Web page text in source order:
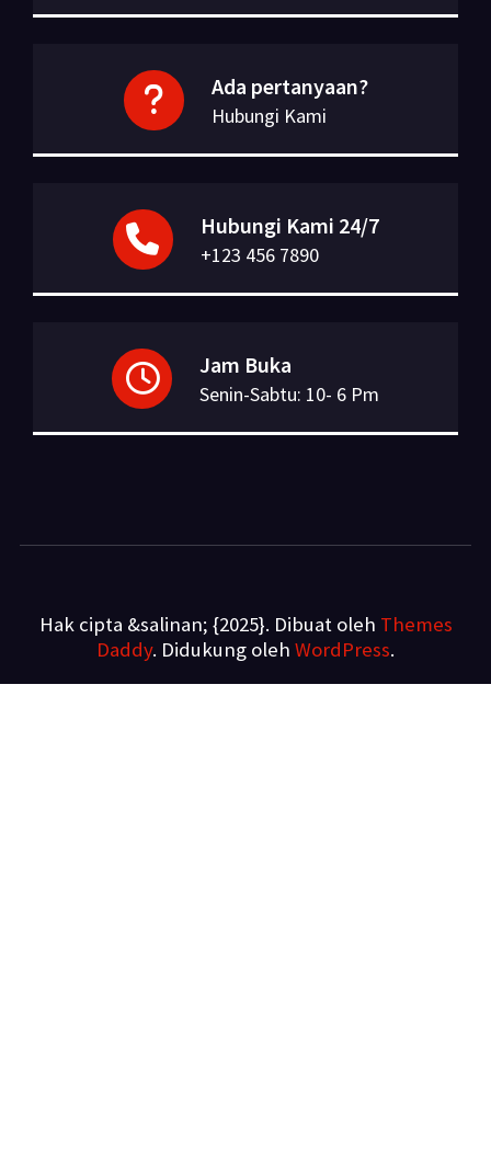
Ada pertanyaan?
Hubungi Kami
Hubungi Kami 24/7
+123 456 7890
Jam Buka
Senin-Sabtu: 10- 6 Pm
Hak cipta &salinan; {2025}. Dibuat oleh Themes
Daddy. Didukung oleh WordPress.